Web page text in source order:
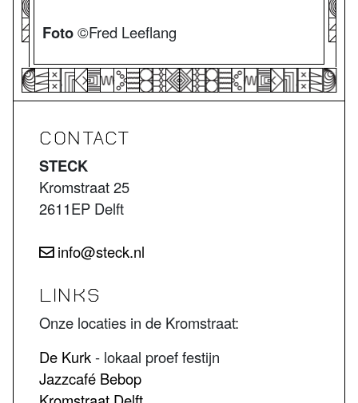
Foto©Fred Leeflang
CONTACT
STECK
Kromstraat 25
2611EP Delft
info@steck.nl
LINKS
Onze locaties in de Kromstraat:
De Kurk- lokaal proef festijn
Jazzcafé Bebop